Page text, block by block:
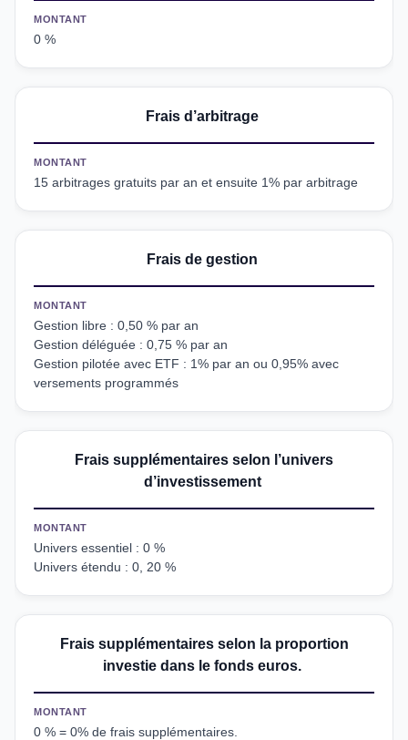
MONTANT
0 %
Frais d’arbitrage
MONTANT
15 arbitrages gratuits par an et ensuite 1% par arbitrage
Frais de gestion
MONTANT
Gestion libre : 0,50 % par an
Gestion déléguée : 0,75 % par an
Gestion pilotée avec ETF : 1% par an ou 0,95% avec
versements programmés
Frais supplémentaires selon l’univers
d’investissement
MONTANT
Univers essentiel : 0 %
Univers étendu : 0, 20 %
Frais supplémentaires selon la proportion
investie dans le fonds euros.
MONTANT
0 % = 0% de frais supplémentaires.